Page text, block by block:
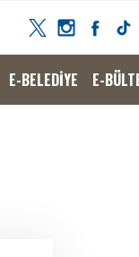
E-BELEDİYE E-